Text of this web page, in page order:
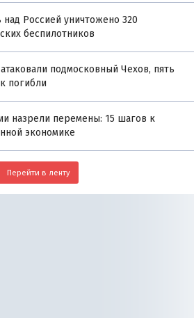
над Россией уничтожено 320
беспилотников
подмосковный Чехов, пять
погибли
назрели перемены: 15 шагов к
экономике
Перейти в ленту